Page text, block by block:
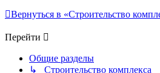
Вернуться в «Строительство
Перейти
Общие разделы
↳ Строительство комплекса